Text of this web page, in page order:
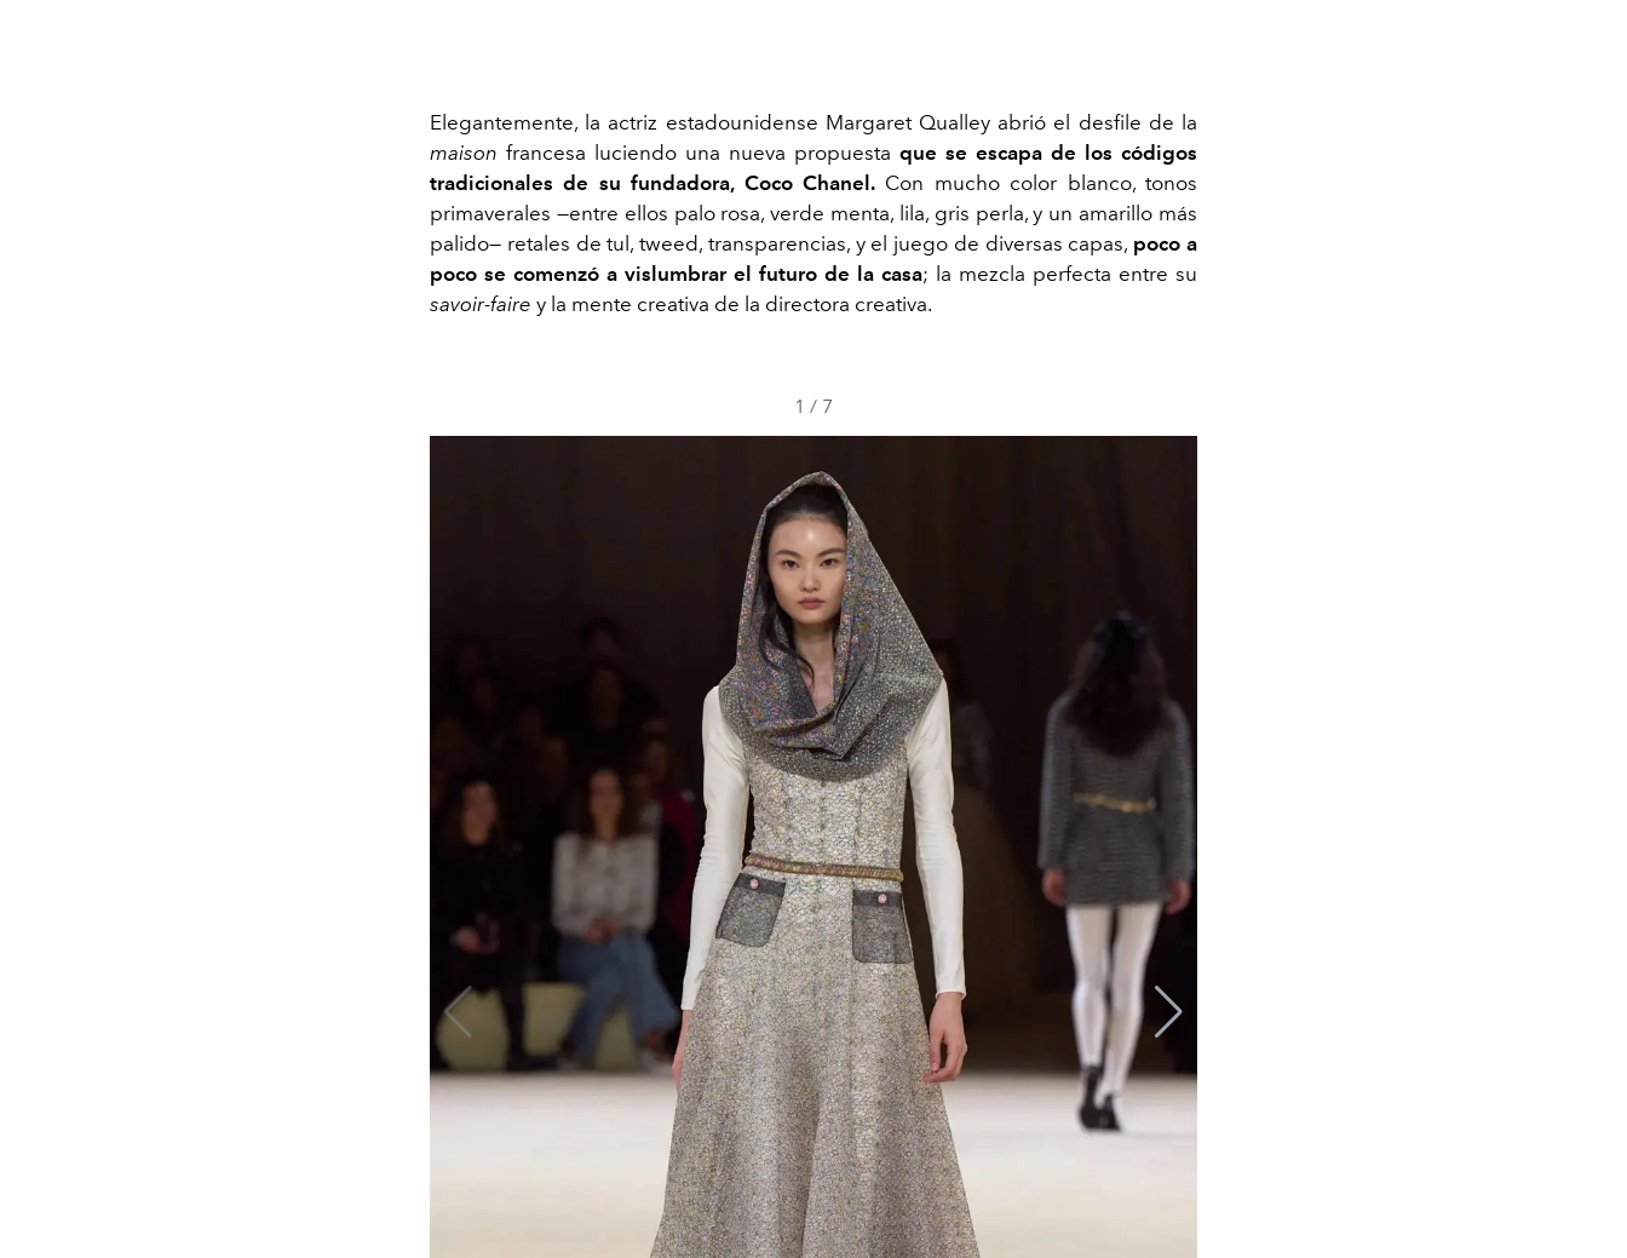
Elegantemente, la actriz estadounidense Margaret Qualley abrió el desfile de la
maison francesa luciendo una nueva propuesta que se escapa de los códigos
tradicionales de su fundadora, Coco Chanel. Con mucho color blanco, tonos
primaverales —entre ellos palo rosa, verde menta, lila, gris perla, y un amarillo más
palido— retales de tul, tweed, transparencias, y el juego de diversas capas, poco a
poco se comenzó a vislumbrar el futuro de la casa; la mezcla perfecta entre su
savoir-faire y la mente creativa de la directora creativa.
1 / 7